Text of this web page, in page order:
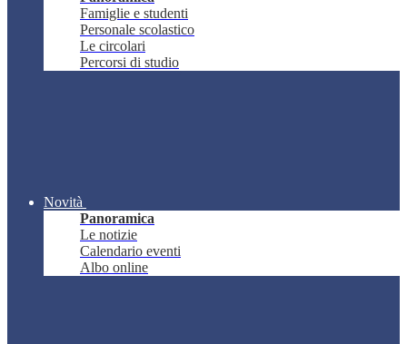
Famiglie e studenti
Personale scolastico
Le circolari
Percorsi di studio
Novità
Panoramica
Le notizie
Calendario eventi
Albo online